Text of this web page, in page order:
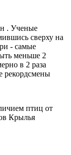
. Ученые
сверху на
- самые
меньше 2
в 2 раза
рекордсмены
птиц от
Крылья